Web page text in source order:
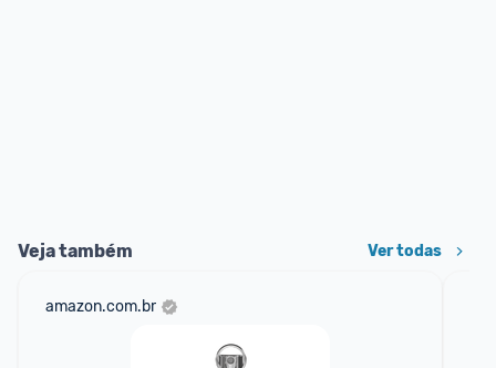
Veja também Ver todas
amazon.com.br